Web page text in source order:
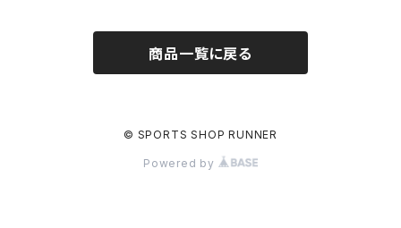
HYBEX（ハイベックス）
商品一覧に戻る
© SPORTS SHOP RUNNER
Powered by